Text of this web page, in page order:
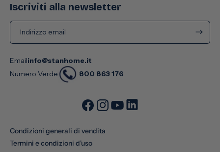
Iscriviti alla newsletter
Indirizzo email
Emailinfo@stanhome.it
Numero Verde
800 863 176
Condizioni generali di vendita
Termini e condizioni d'uso